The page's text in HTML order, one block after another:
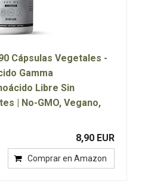
Cápsulas Vegetales -
Gamma
Libre Sin
| No-GMO, Vegano,
8,90 EUR
Comprar en Amazon